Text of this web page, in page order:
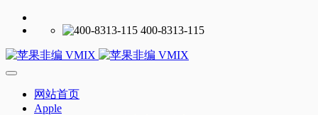
400-8313-115
网站首页
Apple